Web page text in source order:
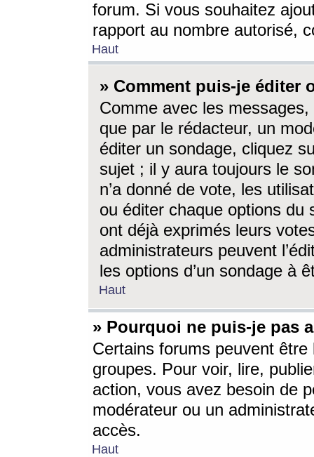
forum. Si vous souhaitez
rapport au nombre autorisé,
Haut
» Comment puis-je éditer
Comme avec les
que par le rédacteur, un
éditer un sondage, cliquez
sujet ; il y aura toujours le
n’a donné de vote, les
ou éditer chaque options du
ont déjà exprimés leurs
administrateurs peuvent
les options d’un sondage à
Haut
» Pourquoi ne puis-je pas
Certains forums peuvent être
groupes. Pour voir, lire,
action, vous avez besoin de
modérateur ou un
accès.
Haut